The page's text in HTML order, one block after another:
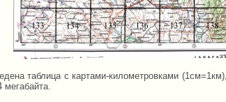
таблица с картами-километровками
мегабайта.